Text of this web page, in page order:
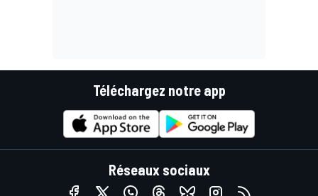
Téléchargez notre app
Réseaux sociaux